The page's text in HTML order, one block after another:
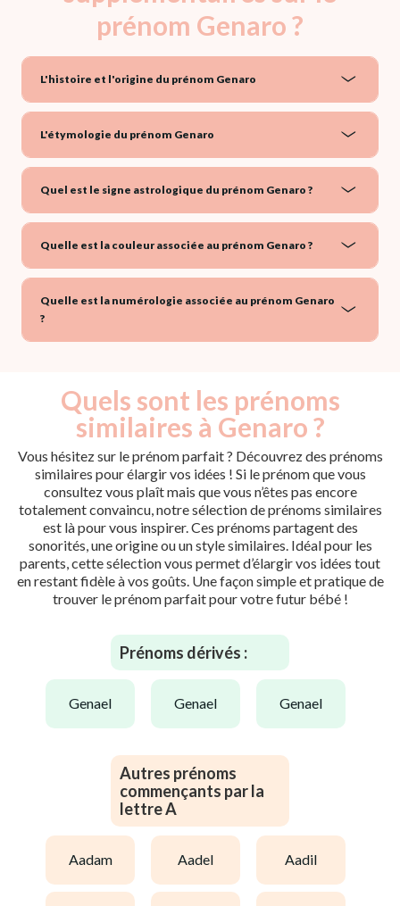
prénom Genaro ?
L'histoire et l'origine du prénom Genaro
L'étymologie du prénom Genaro
Quel est le signe astrologique du prénom Genaro ?
Quelle est la couleur associée au prénom Genaro ?
Quelle est la numérologie associée au prénom Genaro
?
Quels sont les prénoms
similaires à Genaro ?
Vous hésitez sur le prénom parfait ? Découvrez des prénoms
similaires pour élargir vos idées ! Si le prénom que vous
consultez vous plaît mais que vous n’êtes pas encore
totalement convaincu, notre sélection de prénoms similaires
est là pour vous inspirer. Ces prénoms partagent des
sonorités, une origine ou un style similaires. Idéal pour les
parents, cette sélection vous permet d’élargir vos idées tout
en restant fidèle à vos goûts. Une façon simple et pratique de
trouver le prénom parfait pour votre futur bébé !
Prénoms dérivés :
genael genael genael
Autres prénoms
commençants par la
lettre A
aadam aadel aadil